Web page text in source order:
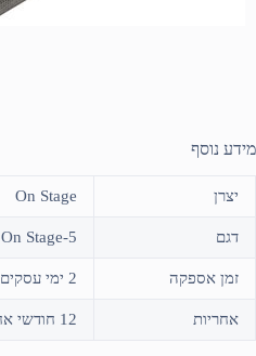
מידע נוסף
יצרן On Stage
דגם On Stage-5
זמן אספקה 2 ימי עסקים או איסוף עצמי
אחריות 12 חודשי אחריות